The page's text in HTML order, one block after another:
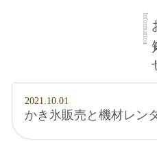
Information
2021.10.01
かき氷販売と機材レン